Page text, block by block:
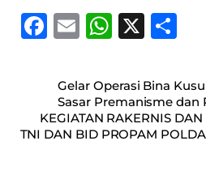
F
c
e
b
E
ai
l
W
at
s
A
X
ar
e
Gelar Operasi Bina
Sasar Premanisme dan
KEGIATAN RAKERNIS
TNI DAN BID PROPAM